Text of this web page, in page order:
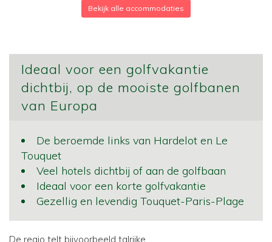
Bekijk alle accommodaties
Ideaal voor een golfvakantie
dichtbij, op de mooiste golfbanen
van Europa
De beroemde links van Hardelot en Le
Touquet
Veel hotels dichtbij of aan de golfbaan
Ideaal voor een korte golfvakantie
Gezellig en levendig Touquet-Paris-Plage
De regio telt bijvoorbeeld talrijke